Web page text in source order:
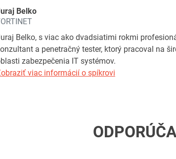
Belko
Belko, s viac ako dvadsiatimi rokmi
a penetračný tester, ktorý pracoval na
zabezpečenia IT systémov.
viac informácií o spíkrovi